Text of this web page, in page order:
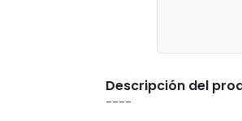
Descripción del
----